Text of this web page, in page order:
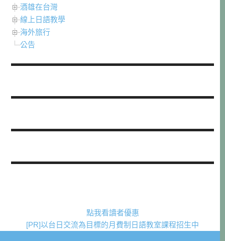
酒雄在台灣
線上日語教學
海外旅行
公告
點我看讀者優惠
[PR]以台日交流為目標的月費制日語教室課程招生中